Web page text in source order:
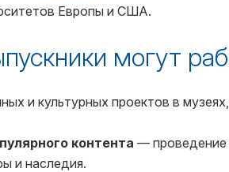
Европы и США.
могут
и культурных проектов в музеях,
контента — проведение
и наследия.